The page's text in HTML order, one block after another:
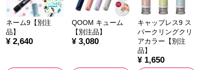
ネーム9【別注
品】
¥ 2,640
QOOM キューム
【別注品】
¥ 3,080
キャップレス9 ス
パークリングクリ
アカラー【別注
品】
¥ 1,650